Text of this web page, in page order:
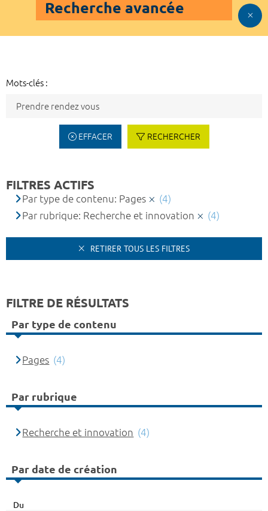
Recherche avancée
Mots-clés :
EFFACER RECHERCHER
FILTRES ACTIFS
Par type de contenu: Pages
(4)
Par rubrique: Recherche et innovation
(4)
RETIRER TOUS LES FILTRES
FILTRE DE RÉSULTATS
Par type de contenu
Pages (4)
Par rubrique
Recherche et innovation (4)
Par date de création
Du